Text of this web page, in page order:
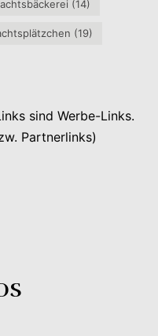
(14)
(19)
sind Werbe-Links.
Partnerlinks)